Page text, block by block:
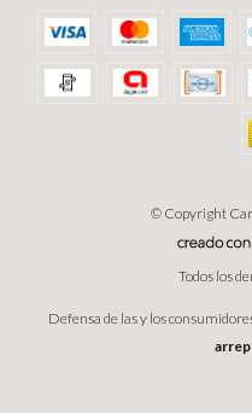
© Copyright
Todos los
Defensa de las y los